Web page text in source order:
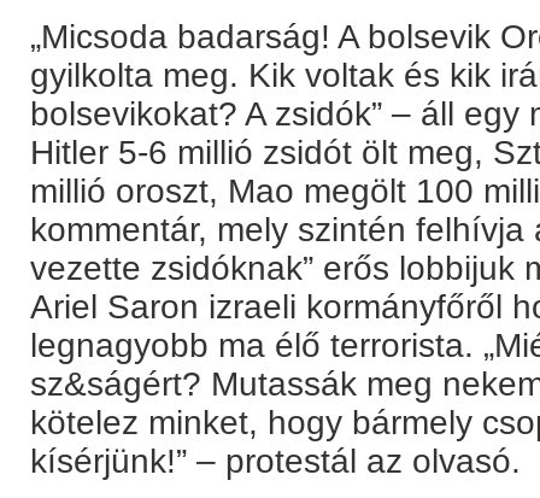
„Micsoda badarság! A bolsevik
gyilkolta meg. Kik voltak és kik
bolsevikokat? A zsidók” – áll
Hitler 5-6 millió zsidót ölt meg,
millió oroszt, Mao megölt 100
kommentár, mely szintén felhívja
vezette zsidóknak” erős lobbijuk
Ariel Saron izraeli kormányfőről
legnagyobb ma élő terrorista.
sz&ságért? Mutassák meg
kötelez minket, hogy bármely
kísérjünk!” – protestál az olvasó.